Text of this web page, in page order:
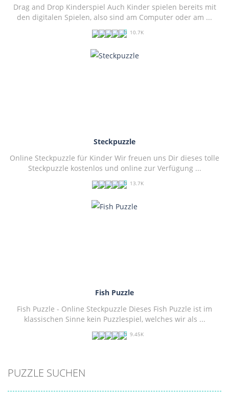
Drag and Drop Kinderspiel Auch Kinder spielen bereits mit
den digitalen Spielen, also sind am Computer oder am ...
10.7K
Steckpuzzle
Online Steckpuzzle für Kinder Wir freuen uns Dir dieses tolle
Steckpuzzle kostenlos und online zur Verfügung ...
13.7K
Fish Puzzle
Fish Puzzle - Online Steckpuzzle Dieses Fish Puzzle ist im
klassischen Sinne kein Puzzlespiel, welches wir als ...
9.45K
PUZZLE SUCHEN